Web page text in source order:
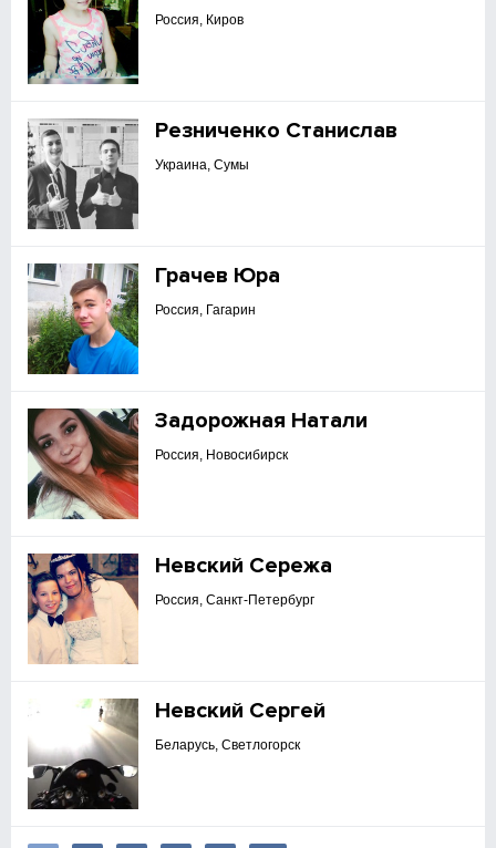
Россия, Киров
Резниченко Станислав
Украина, Сумы
Грачев Юра
Россия, Гагарин
Задорожная Натали
Россия, Новосибирск
Невский Сережа
Россия, Санкт-Петербург
Невский Сергей
Беларусь, Светлогорск